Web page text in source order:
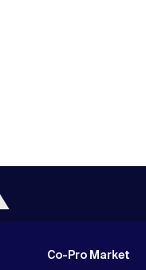
Co-Pro Market